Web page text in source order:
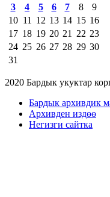
3
4 5 6 7 8
9
10 11 12 13 14 15 16
17 18 19 20 21 22 23
24 25 26 27 28 29 30
31
2020 Бардык укуктар
Бардык архивдик
Архивден издөө
Негизги сайтка